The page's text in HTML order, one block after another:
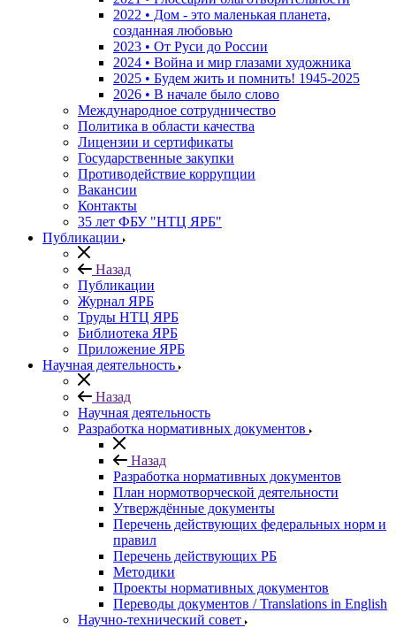
2022 • Дом - это маленькая планета,
созданная любовью
2023 • От Руси до России
2024 • Война и мир глазами художника
2025 • Будем жить и помнить! 1945-2025
2026 • В начале было слово
Международное сотрудничество
Политика в области качества
Лицензии и сертификаты
Государственные закупки
Противодействие коррупции
Вакансии
Контакты
35 лет ФБУ "НТЦ ЯРБ"
Публикации
Назад
Публикации
Журнал ЯРБ
Труды НТЦ ЯРБ
Библиотека ЯРБ
Приложение ЯРБ
Научная деятельность
Назад
Научная деятельность
Разработка нормативных документов
Назад
Разработка нормативных документов
План нормотворческой деятельности
Утверждённые документы
Перечень действующих федеральных норм и
правил
Перечень действующих РБ
Методики
Проекты нормативных документов
Переводы документов / Translations in English
Научно-технический совет